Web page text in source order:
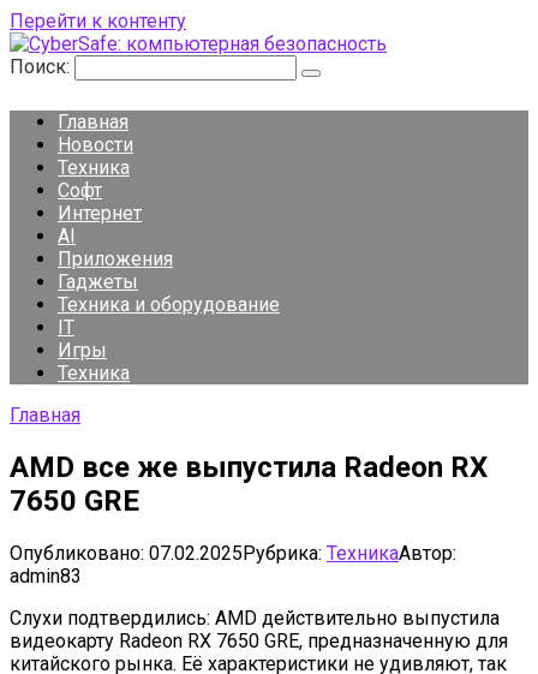
Перейти к контенту
Поиск:
Главная
Новости
Техника
Софт
Интернет
AI
Приложения
Гаджеты
Техника и оборудование
IT
Игры
Техника
Главная
AMD все же выпустила Radeon RX
7650 GRE
Опубликовано: 07.02.2025Рубрика: ТехникаАвтор:
admin83
Слухи подтвердились: AMD действительно выпустила
видеокарту Radeon RX 7650 GRE, предназначенную для
китайского рынка. Её характеристики не удивляют, так